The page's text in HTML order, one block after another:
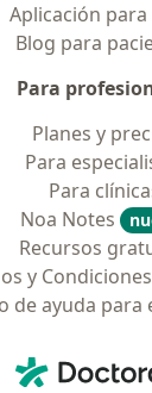
Aplicación
Blog para
Para
Planes y
Para
Para
Noa Notes
Recursos
y
de ayuda para